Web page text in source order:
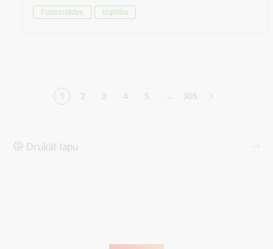
Fotoizstādes Izglītība
Pašreizējā lapa
1 Lapa
2 Lapa
3 Lapa
4 Lapa
5 … 305
Drukāt lapu